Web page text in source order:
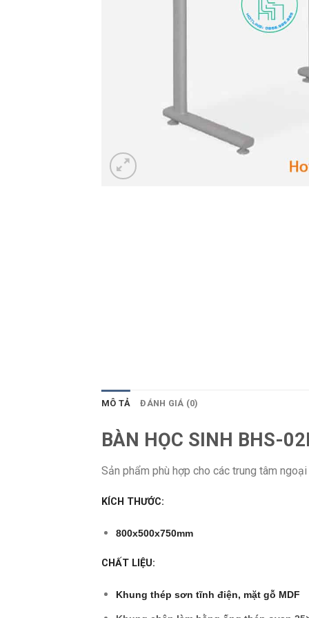
MÔ TẢ ĐÁNH GIÁ (0)
BÀN HỌC SINH BHS-
Sản phẩm phù hợp cho các trung tâm
KÍCH THƯỚC:
800x500x750mm
CHẤT LIỆU:
Khung thép sơn tĩnh điện, mặt gỗ MDF